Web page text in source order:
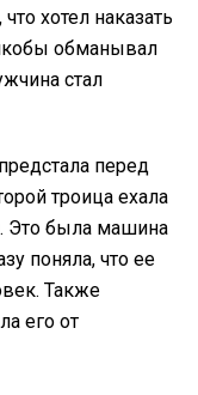
хотел наказать
обманывал
стал
перед
троица ехала
Это была машина
поняла, что ее
Также
его от